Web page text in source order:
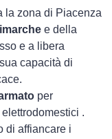
la zona di Piacenza
e della
e a libera
capacità di
per
.
di affiancare i